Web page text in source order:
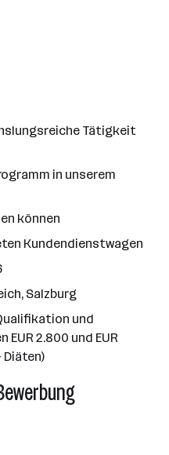
Tätigkeit
in unserem
können
Kundendienstwagen
Salzburg
und
2.800 und EUR
Diäten)